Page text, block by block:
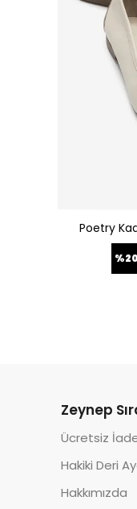
Poetry
%20
Zeynep
Ücretsiz
Hakiki Deri
Hakkımızda